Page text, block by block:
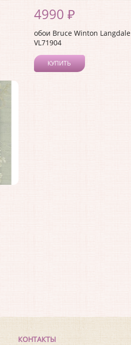
4990 ₽
обои Bruce Winton Langdale
VL71904
КУПИТЬ
КОНТАКТЫ